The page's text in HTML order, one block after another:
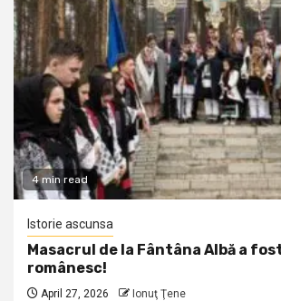
4 min read
Istorie ascunsa
Masacrul de la Fântâna Albă a
românesc!
April 27, 2026 Ionuţ Ţene